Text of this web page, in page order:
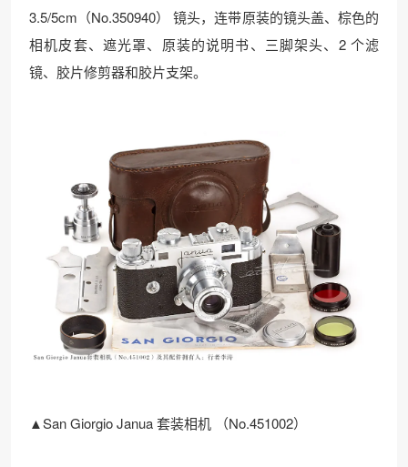
3.5/5cm（No.350940） 镜头，连带原装的镜头盖、棕色的
相机皮套、遮光罩、原装的说明书、三脚架头、2 个滤
镜、胶片修剪器和胶片支架。
▲San Giorgio Janua 套装相机 （No.451002）